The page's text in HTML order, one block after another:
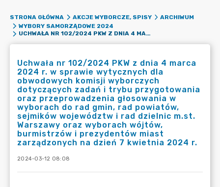
STRONA GŁÓWNA AKCJE WYBORCZE, SPISY
ARCHIWUM
WYBORY SAMORZĄDOWE 2024
UCHWAŁA NR 102/2024 PKW Z DNIA 4 MARCA 2024 R. W SPRAWIE WYTYCZNYCH DLA OBWODOWYCH KOMISJI WYBORCZYCH DOTYCZĄCYCH ZADAŃ I TRYBU PRZYGOTOWANIA ORAZ PRZEPROWADZENIA GŁOSOWANIA W WYBORACH DO RAD GMIN, RAD POWIATÓW, SEJMIKÓW WOJEWÓDZTW I RAD DZIELNIC M.ST. WARSZAWY ORAZ WYBORACH WÓJTÓW, BURMISTRZÓW I PREZYDENTÓW MIAST ZARZĄDZONYCH NA DZIEŃ 7 KWIETNIA 2024 R.
Uchwała nr 102/2024 PKW z dnia 4 marca
2024 r. w sprawie wytycznych dla
obwodowych komisji wyborczych
dotyczących zadań i trybu przygotowania
oraz przeprowadzenia głosowania w
wyborach do rad gmin, rad powiatów,
sejmików województw i rad dzielnic m.st.
Warszawy oraz wyborach wójtów,
burmistrzów i prezydentów miast
zarządzonych na dzień 7 kwietnia 2024 r.
2024-03-12 08:08